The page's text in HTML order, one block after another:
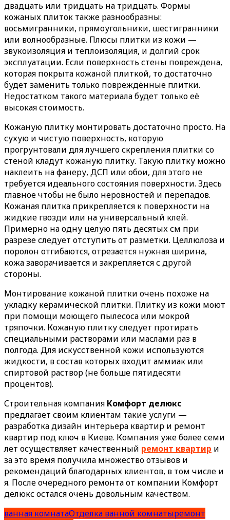
двадцать или тридцать на тридцать. Формы
кожаных плиток также разнообразны:
восьмигранники, прямоугольники, шестигранники
или волнообразные. Плюсы плитки из кожи —
звукоизоляция и теплоизоляция, и долгий срок
эксплуатации. Если поверхность стены повреждена,
которая покрыта кожаной плиткой, то достаточно
будет заменить только повреждённые плитки.
Недостатком такого материала будет только её
высокая стоимость.
Кожаную плитку монтировать достаточно просто. На
сухую и чистую поверхность, которую
прогрунтовали для лучшего скрепления плитки со
стеной кладут кожаную плитку. Такую плитку можно
наклеить на фанеру, ДСП или обои, для этого не
требуется идеального состояния поверхности. Здесь
главное чтобы не было неровностей и перепадов.
Кожаная плитка прикрепляется к поверхности на
жидкие гвозди или на универсальный клей.
Примерно на одну целую пять десятых см при
разрезе следует отступить от разметки. Целлюлоза и
поролон отгибаются, отрезается нужная ширина,
кожа заворачивается и закрепляется с другой
стороны.
Монтирование кожаной плитки очень похоже на
укладку керамической плитки. Плитку из кожи моют
при помощи моющего пылесоса или мокрой
тряпочки. Кожаную плитку следует протирать
специальными растворами или маслами раз в
полгода. Для искусственной кожи используются
жидкости, в состав которых входит аммиак или
спиртовой раствор (не больше пятидесяти
процентов).
Строительная компания Комфорт делюкс
предлагает своим клиентам такие услуги —
разработка дизайн интерьера квартир и ремонт
квартир под ключ в Киеве. Компания уже более семи
лет осуществляет качественный ремонт квартир и
за это время получила множество отзывов и
рекомендаций благодарных клиентов, в том числе и
я. После очередного ремонта от компании Комфорт
делюкс остался очень довольным качеством.
ванная комнатаОтделка ванной комнатыремонт